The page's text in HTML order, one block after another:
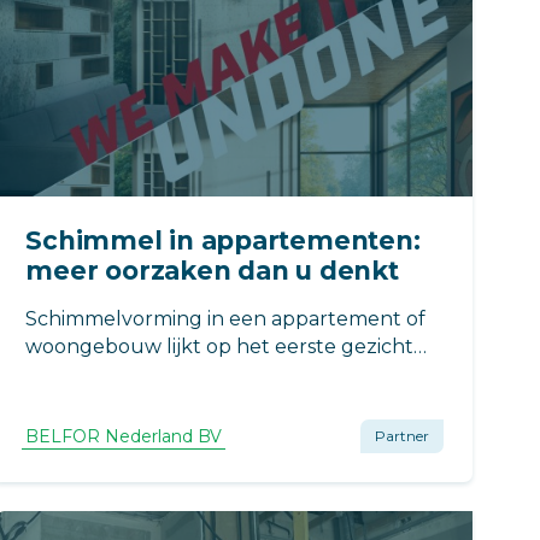
Schimmel in appartementen:
meer oorzaken dan u denkt
Schimmelvorming in een appartement of
woongebouw lijkt op het eerste gezicht
luchten niet goed genoeg”. Maar er kan
vaak veel meer aan de hand zijn.
BELFOR Nederland BV Partner